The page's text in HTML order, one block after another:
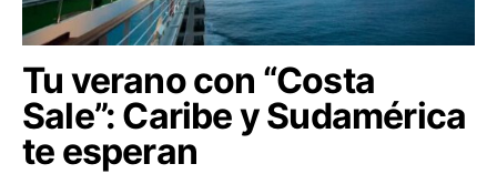
Tu verano con “Costa
Sale”: Caribe y Sudamérica
te esperan